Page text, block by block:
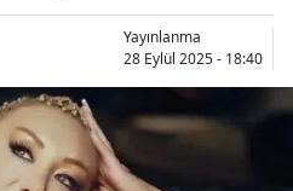
Yayınlanma
28 Eylül 2025 - 18:40